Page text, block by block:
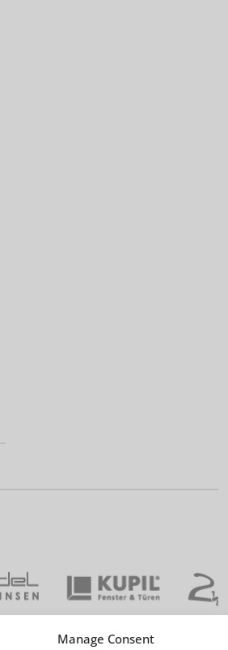
Manage Consent